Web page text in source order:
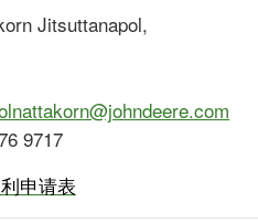
Jitsuttanapol,
9717
申请表